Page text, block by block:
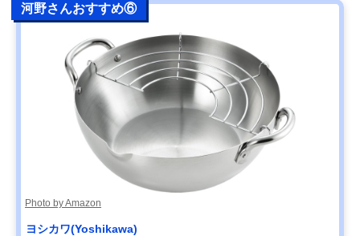
河野さんおすすめ⑥
Photo by Amazon
ヨシカワ(Yoshikawa)